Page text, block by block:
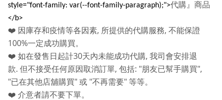
style="font-family: var(--font-family-paragraph);">代購』商品
</b>
❤️ 因庫存和疫情等各因素, 所提供的代購服務, 不能保證
100%一定成功購買。
❤️ 如在發售日起計30天內未能成功代購, 我司會安排退
款. 但不接受任何原因取消訂單, 包括: "朋友已幫手購買",
"已在其他店舖購買" 或 "不再需要" 等等。
❤️ 介意者請不要下單。